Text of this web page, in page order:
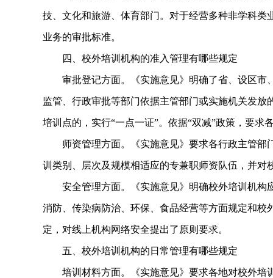
技、文化和旅游、体育部门。对于经营多种非学科
业务的审批标准。
四、校外培训机构的准入管理有哪些规定
审批登记方面。《实施意见》明确了省、设区市
监管、行政审批等部门依据主管部门或实施机关发
培训点的，实行“一点一证”。依据“双减”政策，要
师资管理方面。《实施意见》要求各行政主管部
训类别、层次及规模相适应的专兼职师资队伍，并
安全管理方面。《实施意见》明确校外培训机构
消防、传染病防治、环保、食品经营等方面规定和
定，对线上机构网络安全提出了原则要求。
五、校外培训机构的日常管理有哪些规定
培训材料方面。《实施意见》要求各地对校外培